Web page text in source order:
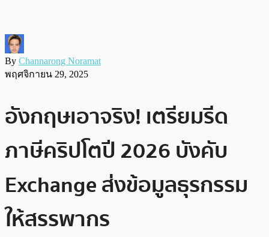
By Channarong Noramat
พฤศจิกายน 29, 2025
อังกฤษเอาจริง! เตรียมรีด
ภาษีคริปโตปี 2026 บังคับ
Exchange ส่งข้อมูลธุรกรรม
ให้สรรพากร